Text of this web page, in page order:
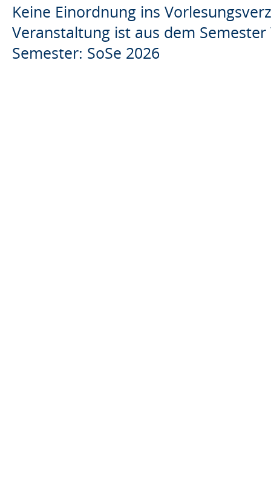
Keine Einordnung ins
Veranstaltung ist aus dem Semester
Semester: SoSe 2026